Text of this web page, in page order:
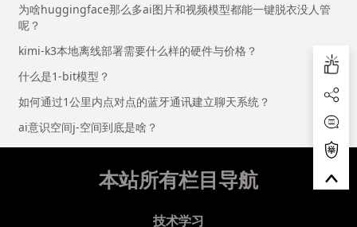
为啥huggingface那么多ai图片和视频模型都能一键脱衣没人管
呢？
kimi-k3本地离线部署需要什么样的硬件与价格？
什么是1-bit模型？
如何通过1公里内点对点的蓝牙通讯建立聊天系统？
ai意识空间j-空间到底是啥？
本站所有栏目导航
技术学习